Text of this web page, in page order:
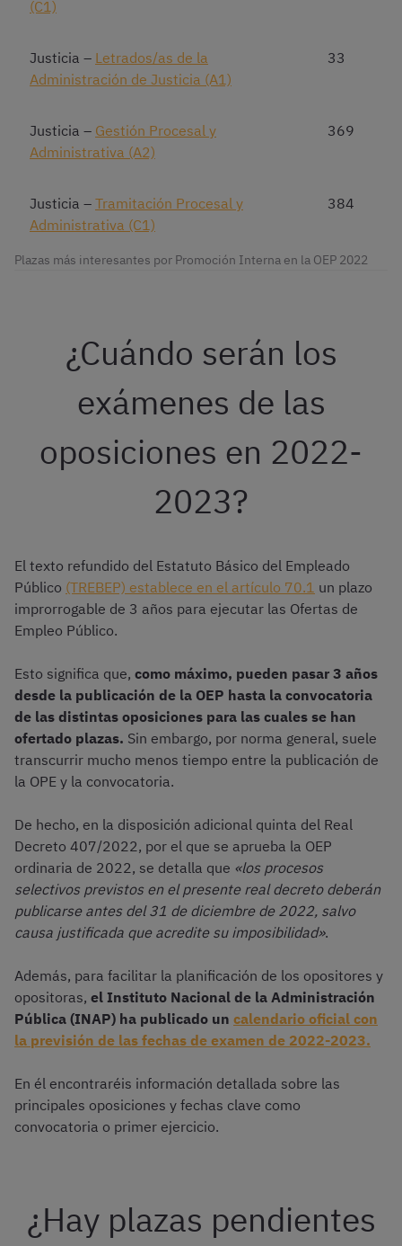
(C1)
Justicia – Letrados/as de la
Administración de Justicia (A1)
33
Justicia – Gestión Procesal y
Administrativa (A2)
369
Justicia – Tramitación Procesal y
Administrativa (C1)
384
Plazas más interesantes por Promoción Interna en la OEP 2022
¿Cuándo serán los
exámenes de las
oposiciones en 2022-
2023?
El texto refundido del Estatuto Básico del Empleado
Público (TREBEP) establece en el artículo 70.1 un plazo
improrrogable de 3 años para ejecutar las Ofertas de
Empleo Público.
Esto significa que, como máximo, pueden pasar 3 años
desde la publicación de la OEP hasta la convocatoria
de las distintas oposiciones para las cuales se han
ofertado plazas. Sin embargo, por norma general, suele
transcurrir mucho menos tiempo entre la publicación de
la OPE y la convocatoria.
De hecho, en la disposición adicional quinta del Real
Decreto 407/2022, por el que se aprueba la OEP
ordinaria de 2022, se detalla que «los procesos
selectivos previstos en el presente real decreto deberán
publicarse antes del 31 de diciembre de 2022, salvo
causa justificada que acredite su imposibilidad».
Además, para facilitar la planificación de los opositores y
opositoras, el Instituto Nacional de la Administración
Pública (INAP) ha publicado un calendario oficial con
la previsión de las fechas de examen de 2022-2023.
En él encontraréis información detallada sobre las
principales oposiciones y fechas clave como
convocatoria o primer ejercicio.
¿Hay plazas pendientes